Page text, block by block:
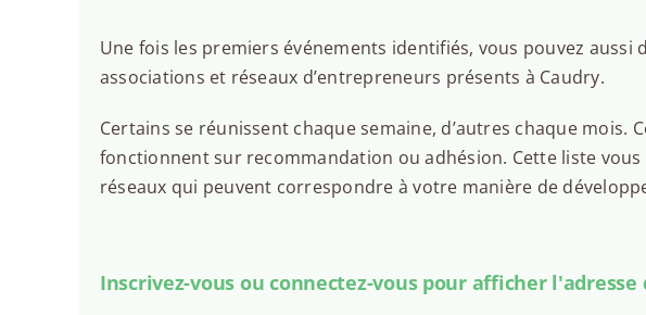
Une fois les premiers événements identifiés, vous pouvez aussi
associations et réseaux d’entrepreneurs présents à Caudry.
Certains se réunissent chaque semaine, d’autres chaque mois.
fonctionnent sur recommandation ou adhésion. Cette liste
réseaux qui peuvent correspondre à votre manière de
Inscrivez-vous ou connectez-vous pour afficher